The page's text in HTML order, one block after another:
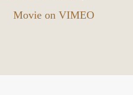
Movie on VIMEO